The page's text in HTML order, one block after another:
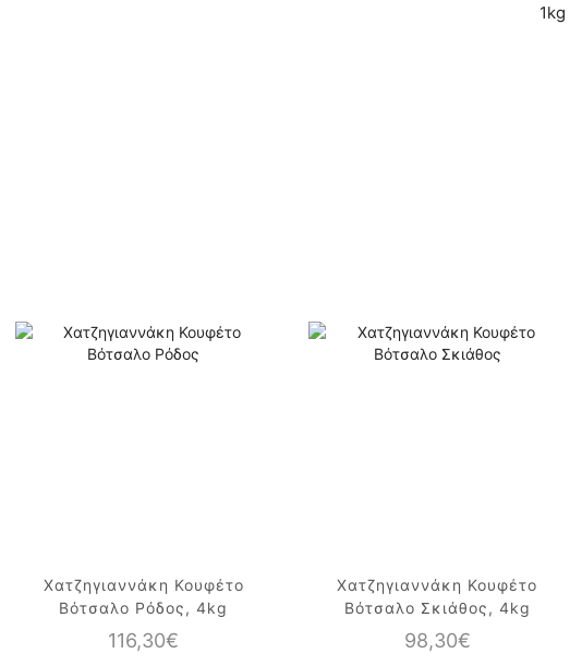
1kg
Χατζηγιαννάκη Κουφέτο
Βότσαλο Ρόδος, 4kg
116,30€
Χατζηγιαννάκη Κουφέτο
Βότσαλο Σκιάθος, 4kg
98,30€